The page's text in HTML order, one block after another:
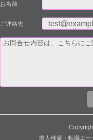
お名前
ご連絡先
求人検索・転職エ